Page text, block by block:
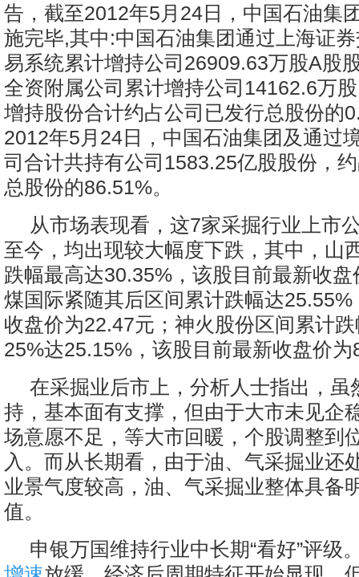
告，截至2012年5月24日，中国石油集
施完毕,其中:中国石油集团通过上海证
易系统累计增持公司26909.63万股A股
全资附属公司累计增持公司14162.6万
增持股份合计约占公司已发行总股份的
2012年5月24日，中国石油集团及通过
司合计共持有公司1583.25亿股股份，
总股份的86.51%。
从市场表现看，这7家采掘行业上市
至今，均出现较大幅度下跌，其中，山
跌幅最高达30.35%，该股目前最新收
煤国际紧随其后区间累计跌幅达
收盘价为22.47元；神火股份区间累计
25%达25.15%，该股目前最新收盘价为
在采掘业后市上，分析人士指出，虽
持，基本面有支撑，但由于大市未见企
场意愿不足，等大市回暖，个股调整到
入。而从长期看，由于油、气采掘业还
业景气度较高，油、气采掘业整体具备
值。
申银万国维持行业中长期“看好”评级